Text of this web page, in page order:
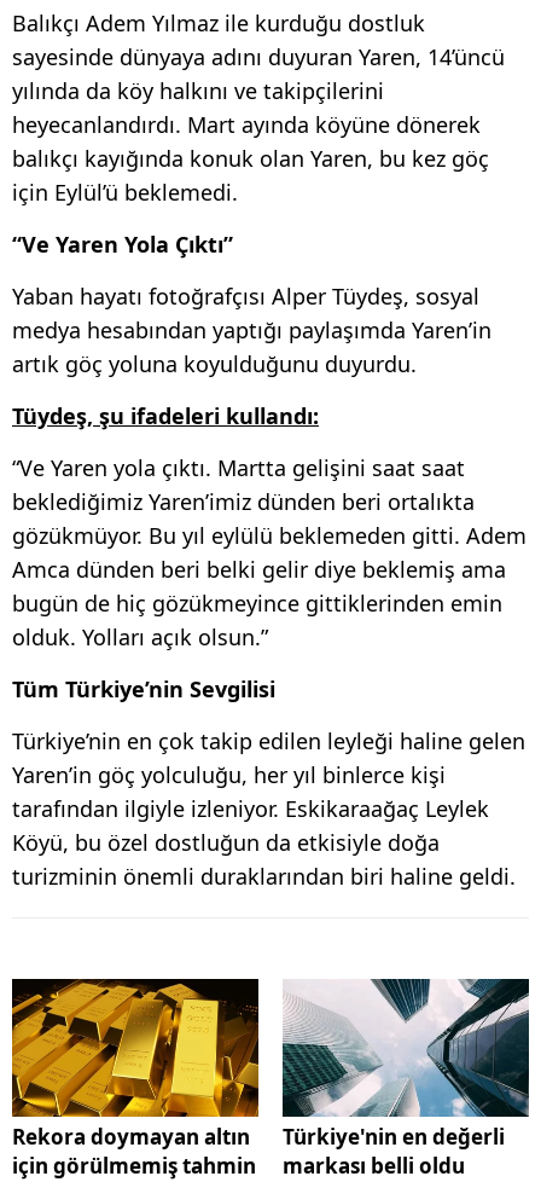
Balıkçı Adem Yılmaz ile kurduğu dostluk
sayesinde dünyaya adını duyuran Yaren, 14’üncü
yılında da köy halkını ve takipçilerini
heyecanlandırdı. Mart ayında köyüne dönerek
balıkçı kayığında konuk olan Yaren, bu kez göç
için Eylül’ü beklemedi.
“Ve Yaren Yola Çıktı”
Yaban hayatı fotoğrafçısı Alper Tüydeş, sosyal
medya hesabından yaptığı paylaşımda Yaren’in
artık göç yoluna koyulduğunu duyurdu.
Tüydeş, şu ifadeleri kullandı:
“Ve Yaren yola çıktı. Martta gelişini saat saat
beklediğimiz Yaren’imiz dünden beri ortalıkta
gözükmüyor. Bu yıl eylülü beklemeden gitti. Adem
Amca dünden beri belki gelir diye beklemiş ama
bugün de hiç gözükmeyince gittiklerinden emin
olduk. Yolları açık olsun.”
Tüm Türkiye’nin Sevgilisi
Türkiye’nin en çok takip edilen leyleği haline gelen
Yaren’in göç yolculuğu, her yıl binlerce kişi
tarafından ilgiyle izleniyor. Eskikaraağaç Leylek
Köyü, bu özel dostluğun da etkisiyle doğa
turizminin önemli duraklarından biri haline geldi.
Rekora doymayan altın
için görülmemiş tahmin
Türkiye'nin en değerli
markası belli oldu